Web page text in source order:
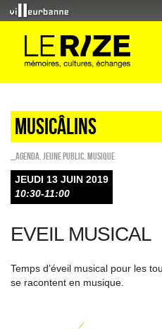
Musicâlins
_Agenda Jeune public Musique
JEUDI 13 JUIN 2019
10:30-11:00
EVEIL MUSICAL
Temps d’éveil musical pour les
se racontent en musique.